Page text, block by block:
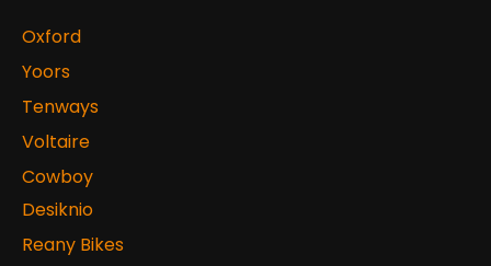
Oxford
Yoors
Tenways
Voltaire
Cowboy
Desiknio
Reany Bikes